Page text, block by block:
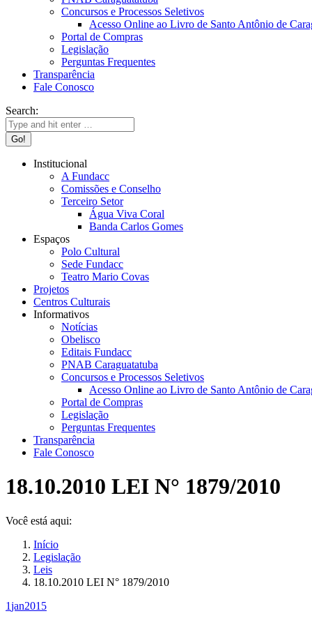
Concursos e Processos Seletivos
Acesso Online ao Livro de Santo Antônio de
Portal de Compras
Legislação
Perguntas Frequentes
Transparência
Fale Conosco
Search:
Institucional
A Fundacc
Comissões e Conselho
Terceiro Setor
Água Viva Coral
Banda Carlos Gomes
Espaços
Polo Cultural
Sede Fundacc
Teatro Mario Covas
Projetos
Centros Culturais
Informativos
Notícias
Obelisco
Editais Fundacc
PNAB Caraguatatuba
Concursos e Processos Seletivos
Acesso Online ao Livro de Santo Antônio de
Portal de Compras
Legislação
Perguntas Frequentes
Transparência
Fale Conosco
18.10.2010 LEI N° 1879/2010
Você está aqui:
Início
Legislação
Leis
18.10.2010 LEI N° 1879/2010
1jan2015